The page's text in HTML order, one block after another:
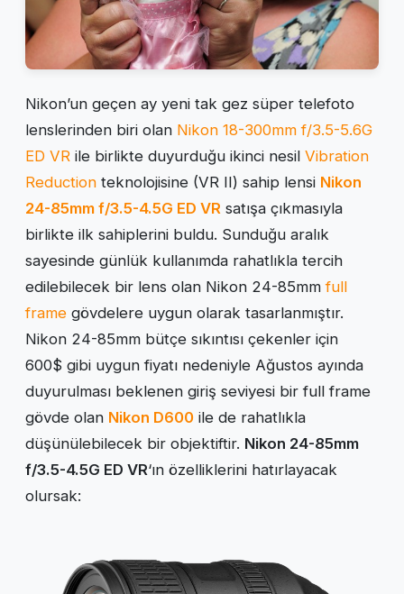
Nikon’un geçen ay yeni tak gez süper telefoto
lenslerinden biri olan Nikon 18-300mm f/3.5-5.6G
ED VR ile birlikte duyurduğu ikinci nesil Vibration
Reduction teknolojisine (VR II) sahip lensi Nikon
24-85mm f/3.5-4.5G ED VR satışa çıkmasıyla
birlikte ilk sahiplerini buldu. Sunduğu aralık
sayesinde günlük kullanımda rahatlıkla tercih
edilebilecek bir lens olan Nikon 24-85mmfull
frame gövdelere uygun olarak tasarlanmıştır.
Nikon 24-85mm bütçe sıkıntısı çekenler için
600$ gibi uygun fiyatı nedeniyle Ağustos ayında
duyurulması beklenen giriş seviyesi bir full frame
gövde olan Nikon D600 ile de rahatlıkla
düşünülebilecek bir objektiftir. Nikon 24-85mm
f/3.5-4.5G ED VR‘ın özelliklerini hatırlayacak
olursak: